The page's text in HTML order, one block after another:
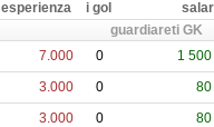
esperienza i gol
guardiareti GK
7.000 0 1
3.000 0 80
3.000 0 80